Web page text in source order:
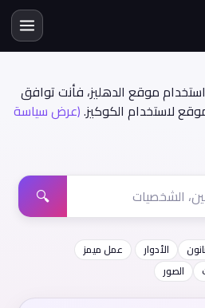
موقع الدهليز، فأنت توافق
لاستخدام الكوكيز.(عرض سياسة
🔍
الأدوار
عمل ميمز
الصور